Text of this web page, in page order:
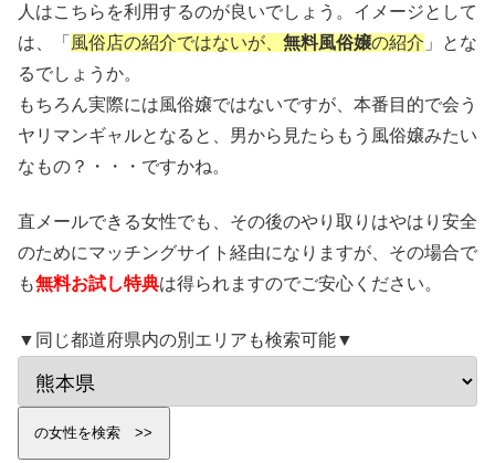
人はこちらを利用するのが良いでしょう。イメージとして
は、「 風俗店の紹介ではないが、 無料風俗嬢の紹介 」とな
るでしょうか。
もちろん実際には風俗嬢ではないですが、本番目的で会う
ヤリマンギャルとなると、男から見たらもう風俗嬢みたい
なもの？・・・ですかね。
直メールできる女性でも、その後のやり取りはやはり安全
のためにマッチングサイト経由になりますが、その場合で
も無料お試し特典は得られますのでご安心ください。
▼同じ都道府県内の別エリアも検索可能▼